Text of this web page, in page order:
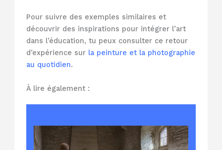
Pour suivre des exemples similaires et
découvrir des inspirations pour intégrer l’art
dans l’éducation, tu peux consulter ce retour
d’expérience sur la peinture et la photographie
au quotidien.
À lire également :